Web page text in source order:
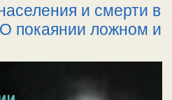
и смерти в
покаянии ложном и